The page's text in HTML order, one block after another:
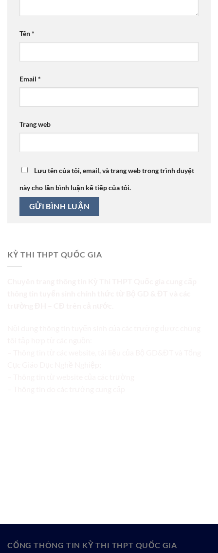
Tên*
Email *
Trang web
Lưu tên của tôi, email, và trang web trong trình duyệt
này cho lần bình luận kế tiếp của tôi.
KỲ THI THPT QUỐC GIA
CỔNG THÔNG TIN KỲ THI THPT QUỐC GIA